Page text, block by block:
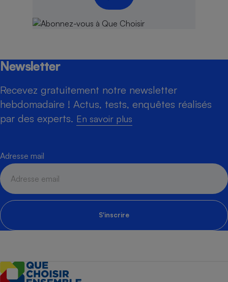
Newsletter
Recevez gratuitement notre newsletter
hebdomadaire ! Actus, tests, enquêtes réalisés
par des experts. En savoir plus
Adresse mail
S'inscrire